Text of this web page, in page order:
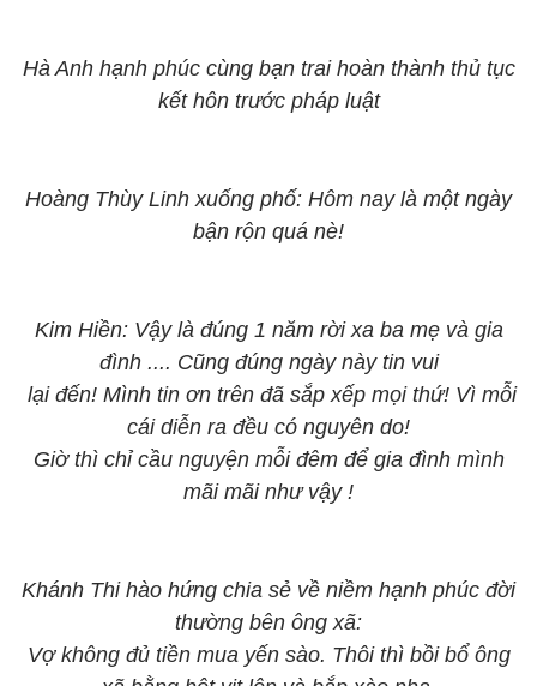
Hà Anh hạnh phúc cùng bạn trai hoàn thành thủ tục
kết hôn trước pháp luật
Hoàng Thùy Linh xuống phố: Hôm nay là một ngày
bận rộn quá nè!
Kim Hiền: Vậy là đúng 1 năm rời xa ba mẹ và gia
đình .... Cũng đúng ngày này tin vui
lại đến! Mình tin ơn trên đã sắp xếp mọi thứ! Vì mỗi
cái diễn ra đều có nguyên do!
Giờ thì chỉ cầu nguyện mỗi đêm để gia đình mình
mãi mãi như vậy !
Khánh Thi hào hứng chia sẻ về niềm hạnh phúc đời
thường bên ông xã:
Vợ không đủ tiền mua yến sào. Thôi thì bồi bổ ông